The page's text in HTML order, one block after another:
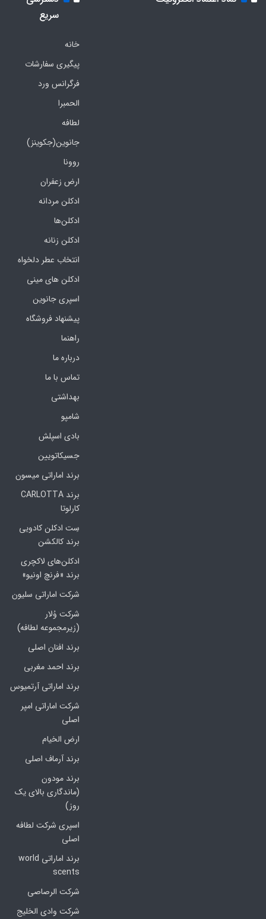
سریع
خانه
پیگیری سفارشات
فرگرانس ورد
الحمبرا
لطافه
جانوین(جکوینز)
روونا
ارض زعفران
ادکلن مردانه
ادکلن‌ها
ادکلن زنانه
انتخاب عطر دلخواه
ادکلن های مینی
اسپری جانوین
پیشنهاد فروشگاه
راهنما
درباره ما
تماس با ما
بهداشتی
شامپو
بادی اسپلش
جسیکاتویین
برند اماراتی میسون
برند CARLOTTA
کارلوتا
سِت ادکلن کادویی
برند کالکشن
ادکلن‌های لاکچری
برند «فرنچ اونیو»
شرکت اماراتی سلیون
شرکت وُلار
(زیرمجموعه لطافه)
برند افنان اصلی
برند احمد مغربی
برند اماراتی آرتمیوس
شرکت اماراتی امپر
اصلی
ارض الخیام
برند آرماف اصلی
برند مودون
(ماندگاری بالای یک
روز)
اسپری شرکت لطافه
اصلی
برند اماراتی world
scents
شرکت الرصاصی
شرکت وادی الخلیج